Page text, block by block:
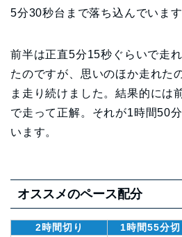
5分30秒台まで落ち込んでいます
前半は正直5分15秒ぐらいで走
たのですが、思いのほか走れた
ま走り続けました。結果的には
で走って正解。それが1時間50
います。
オススメのペース配分
2時間切り 1時間55分切